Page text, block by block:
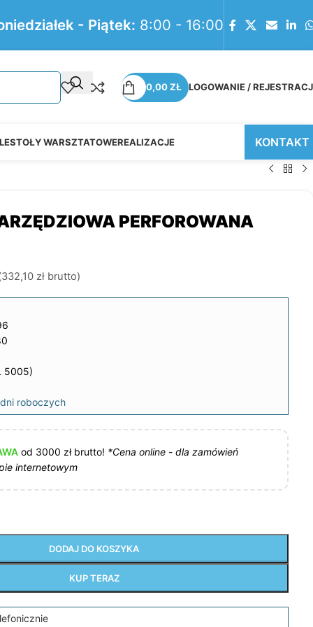
- Piątek: 8:00 - 16:00
0,00ZŁ LOGOWANIE /
STOŁY WARSZTATOWEREALIZACJE KONTAKT
PERFOROWANA
332,10 zł brutto)
5005)
roboczych
od 3000 zł brutto! *Cena online - dla zamówień
internetowym
DODAJ DO KOSZYKA
KUP TERAZ